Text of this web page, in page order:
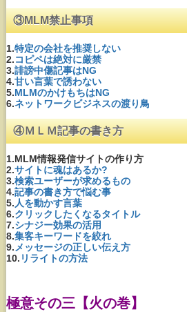
③MLM禁止事項
1.特定の会社を推奨しない
2.コピペは絶対に厳禁
3.誹謗中傷記事はNG
4.甘い言葉で誘わない
5.MLMのかけもちはNG
6.ネットワークビジネスの渡り鳥
④ＭＬＭ記事の書き方
1.MLM情報発信サイトの作り方
2.サイトに魂はあるか?
3.検索ユーザーが求めるもの
4.記事の書き方で悩む事
5.人を動かす言葉
6.クリックしたくなるタイトル
7.シナジー効果の活用
8.集客キーワードを絞れ
9.メッセージの正しい伝え方
10. リライトの方法
極意その三【火の巻】